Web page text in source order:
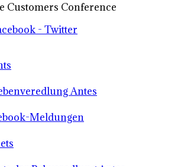
Customers Conference
- Twitter
Antes
Meldungen